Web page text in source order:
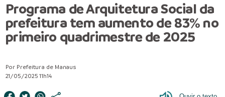
Programa de Arquitetura Social da
prefeitura tem aumento de 83% no
primeiro quadrimestre de 2025
Por Prefeitura de Manaus
21/05/2025 11h14